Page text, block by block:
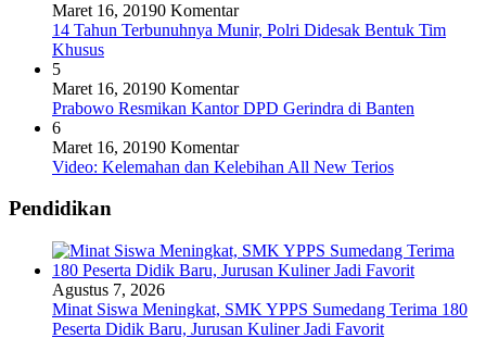
Maret 16, 20190 Komentar
14 Tahun Terbunuhnya Munir, Polri Didesak Bentuk Tim
Khusus
5
Maret 16, 20190 Komentar
Prabowo Resmikan Kantor DPD Gerindra di Banten
6
Maret 16, 20190 Komentar
Video: Kelemahan dan Kelebihan All New Terios
Pendidikan
Agustus 7, 2026
Minat Siswa Meningkat, SMK YPPS Sumedang Terima 180
Peserta Didik Baru, Jurusan Kuliner Jadi Favorit